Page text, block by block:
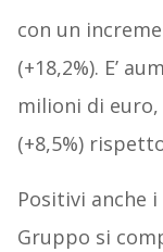
con un
(+18,2%). E’
milioni di
(+8,5%)
Positivi anche
Gruppo si